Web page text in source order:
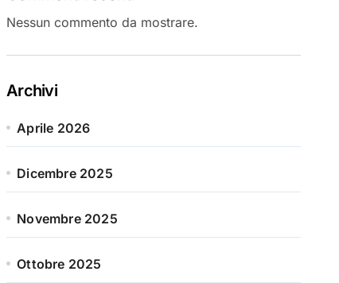
Nessun commento da mostrare.
Archivi
Aprile 2026
Dicembre 2025
Novembre 2025
Ottobre 2025